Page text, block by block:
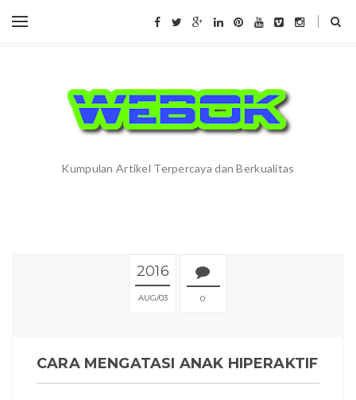
Kumpulan Artikel Terpercaya dan Berkualitas
2016
AUG 03 0
CARA MENGATASI ANAK HIPERAKTIF